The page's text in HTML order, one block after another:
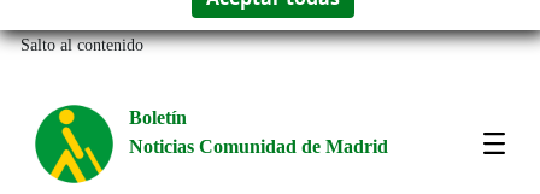
Salto al contenido
Boletín
Noticias Comunidad de Madrid